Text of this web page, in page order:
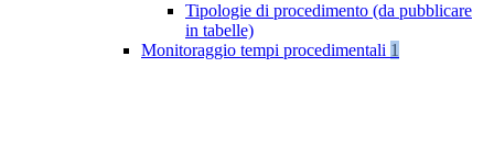
Tipologie di procedimento (da pubblicare
in tabelle)
Monitoraggio tempi procedimentali 1